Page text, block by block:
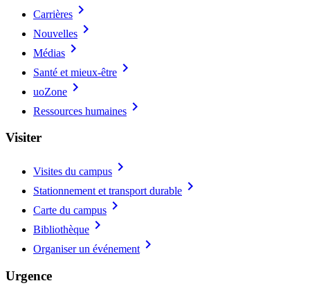
Carrières chevron_right
Nouvelles chevron_right
Médias chevron_right
Santé et mieux-être chevron_right
uoZone chevron_right
Ressources humaines chevron_right
Visiter
Visites du campus chevron_right
Stationnement et transport durable chevron_right
Carte du campus chevron_right
Bibliothèque chevron_right
Organiser un événement chevron_right
Urgence